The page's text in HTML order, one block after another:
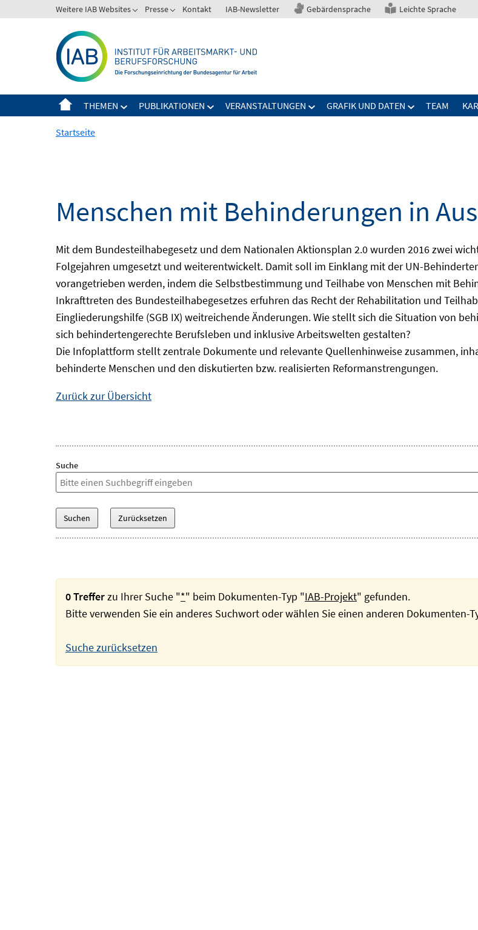
zum
Weitere IAB Websites Presse Kontakt IAB-Newsletter Gebärdensprache Leichte Sprache
THEMEN PUBLIKATIONEN VERANSTALTUNGEN GRAFIK UND DATEN TEAM
Startseite
Menschen mit Behinderungen in
Mit dem Bundesteilhabegesetz und dem Nationalen Aktionsplan 2.0 wurden 2016 zwei
Folgejahren umgesetzt und weiterentwickelt. Damit soll im Einklang mit der UN-
vorangetrieben werden, indem die Selbstbestimmung und Teilhabe von Menschen mit
Inkrafttreten des Bundesteilhabegesetzes erfuhren das Recht der Rehabilitation und
Eingliederungshilfe (SGB IX) weitreichende Änderungen. Wie stellt sich die Situation von
sich behindertengerechte Berufsleben und inklusive Arbeitswelten gestalten?
Die Infoplattform stellt zentrale Dokumente und relevante Quellenhinweise zusammen,
behinderte Menschen und den diskutierten bzw. realisierten Reformanstrengungen.
Zurück zur Übersicht
Suche
0 Trefferzu Ihrer Suche "*" beim Dokumenten-Typ "IAB-Projekt" gefunden.
Bitte verwenden Sie ein anderes Suchwort oder wählen Sie einen anderen Dokumenten-
Suche zurücksetzen